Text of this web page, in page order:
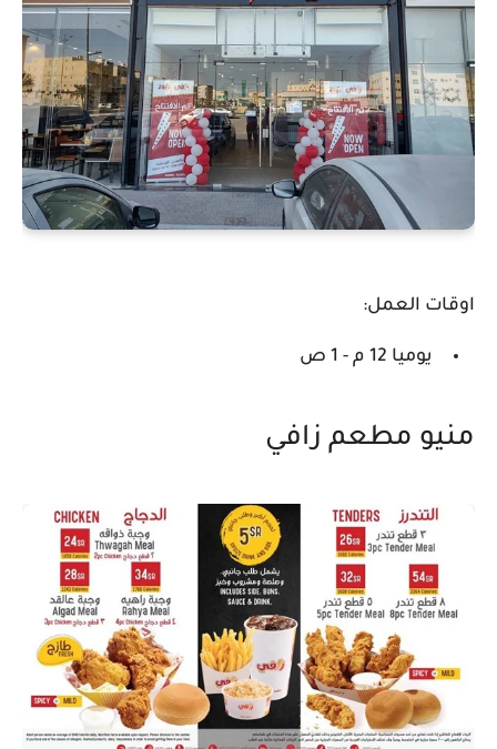
اوقات العمل:
يوميا 12 م - 1 ص
منيو مطعم زافي